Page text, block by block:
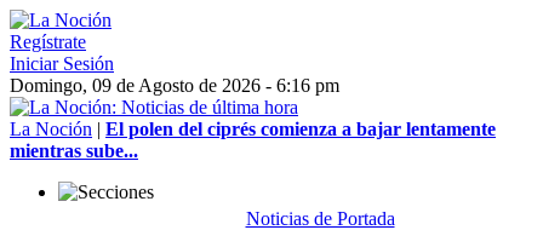
Regístrate
Iniciar Sesión
Domingo, 09 de Agosto de 2026 - 6:16 pm
La Noción | El polen del ciprés comienza a bajar lentamente
mientras sube...
Noticias de Portada